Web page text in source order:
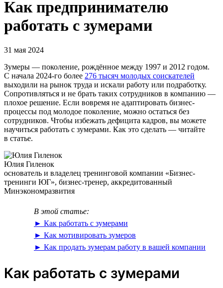
Как предпринимателю
работать с зумерами
31 мая 2024
Зумеры — поколение, рождённое между 1997 и 2012 годом.
С начала 2024-го более 276 тысяч молодых соискателей
выходили на рынок труда и искали работу или подработку.
Сопротивляться и не брать таких сотрудников в компанию —
плохое решение. Если вовремя не адаптировать бизнес-
процессы под молодое поколение, можно остаться без
сотрудников. Чтобы избежать дефицита кадров, вы можете
научиться работать с зумерами. Как это сделать — читайте
в статье.
Юлия Гиленок
основатель и владелец тренинговой компании «Бизнес-
тренинги ЮГ», бизнес-тренер, аккредитованный
Минэкономразвития
В этой статье:
► Как работать с зумерами
► Как мотивировать зумеров
► Как продать зумерам работу в вашей компании
Как работать с зумерами